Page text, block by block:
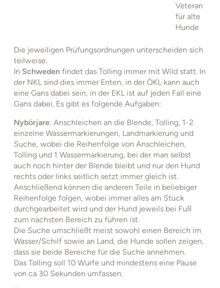
Veteran
für alte
Hunde
Die jeweiligen Prüfungsordnungen unterscheiden sich
teilweise.
In Schweden findet das Tolling immer mit Wild statt. In
der NKL sind dies immer Enten, in der ÖKL kann auch
eine Gans dabei sein, in der EKL ist auf jeden Fall eine
Gans dabei. Es gibt es folgende Aufgaben:
Nybörjare: Anschleichen an die Blende, Tolling, 1-2
einzelne Wassermarkierungen, Landmarkierung und
Suche, wobei die Reihenfolge von Anschleichen,
Tolling und 1 Wassermarkierung, bei der man selbst
auch noch hinter der Blende bleibt und nur den Hund
rechts oder links seitlich setzt immer gleich ist.
Anschließend können die anderen Teile in beliebiger
Reihenfolge folgen, wobei immer alles am Stück
durchgearbeitet wird und der Hund jeweils bei Fuß
zum nächsten Bereich zu führen ist.
Die Suche umschließt meist sowohl einen Bereich im
Wasser/Schilf sowie an Land, die Hunde sollen zeigen,
dass sie beide Bereiche für die Suche annehmen.
Das Tolling soll 10 Würfe und mindestens eine Pause
von ca 30 Sekunden umfassen.